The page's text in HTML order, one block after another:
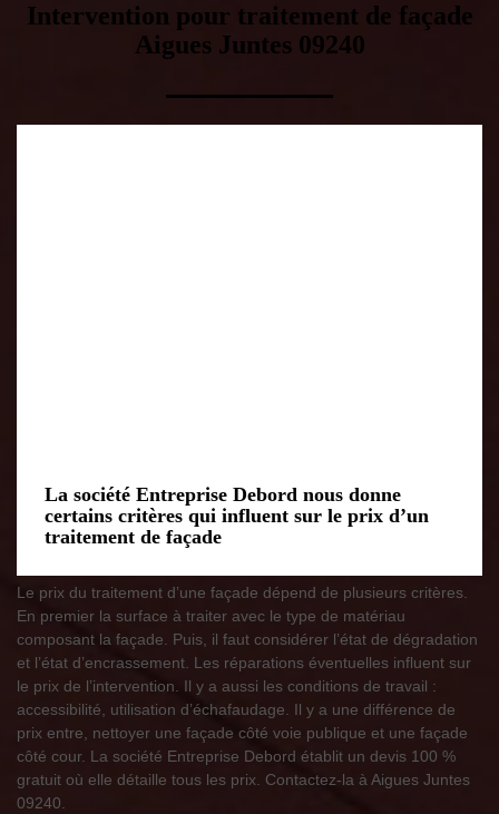
Intervention pour traitement de façade
Aigues Juntes 09240
La société Entreprise Debord nous donne
certains critères qui influent sur le prix d’un
traitement de façade
Le prix du traitement d’une façade dépend de plusieurs critères.
En premier la surface à traiter avec le type de matériau
composant la façade. Puis, il faut considérer l’état de dégradation
et l’état d’encrassement. Les réparations éventuelles influent sur
le prix de l’intervention. Il y a aussi les conditions de travail :
accessibilité, utilisation d’échafaudage. Il y a une différence de
prix entre, nettoyer une façade côté voie publique et une façade
côté cour. La société Entreprise Debord établit un devis 100 %
gratuit où elle détaille tous les prix. Contactez-la à Aigues Juntes
09240.